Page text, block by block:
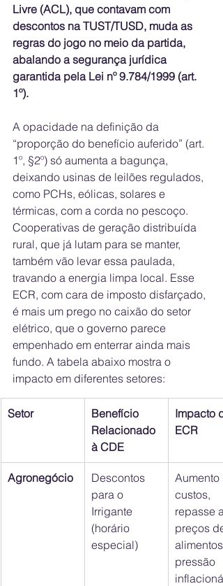
Livre (ACL), que contavam com
descontos na TUST/TUSD, muda as
regras do jogo no meio da partida,
abalando a segurança jurídica
garantida pela Lei nº 9.784/1999 (art.
1º).
A opacidade na definição da
“proporção do benefício auferido” (art.
1º, §2º) só aumenta a bagunça,
deixando usinas de leilões regulados,
como PCHs, eólicas, solares e
térmicas, com a corda no pescoço.
Cooperativas de geração distribuída
rural, que já lutam para se manter,
também vão levar essa paulada,
travando a energia limpa local. Esse
ECR, com cara de imposto disfarçado,
é mais um prego no caixão do setor
elétrico, que o governo parece
empenhado em enterrar ainda mais
fundo. A tabela abaixo mostra o
impacto em diferentes setores:
Setor
Benefício
Relacionado
à CDE
Impacto
ECR
Agronegócio
Descontos
para o
Irrigante
(horário
especial)
Aumento
custos,
repasse
preços de
alimentos
pressão